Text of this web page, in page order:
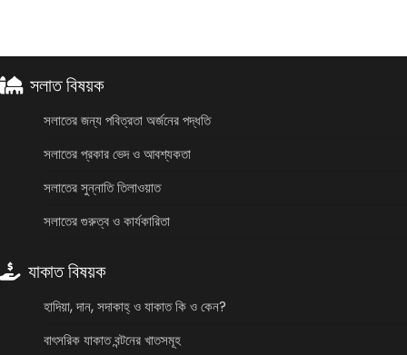
সলাত বিষয়ক
সলাতের জন্য পবিত্রতা অর্জনের পদ্ধতি
সলাতের প্রকার ভেদ ও আবশ্যকতা
সলাতের সুন্নাতি তিলাওয়াত
সলাতের গুরুত্ব ও কার্যকারিতা
যাকাত বিষয়ক
হাদিয়া, দান, সদাকাহ্ ও যাকাত কি ও কেন?
বাৎসরিক যাকাত বন্টনের খাতসমূহ